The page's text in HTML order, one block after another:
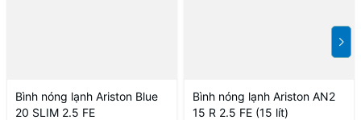
Bình nóng lạnh Ariston Blue
20 SLIM 2.5 FE
Bình nóng lạnh Ariston AN2
15 R 2.5 FE (15 lít)